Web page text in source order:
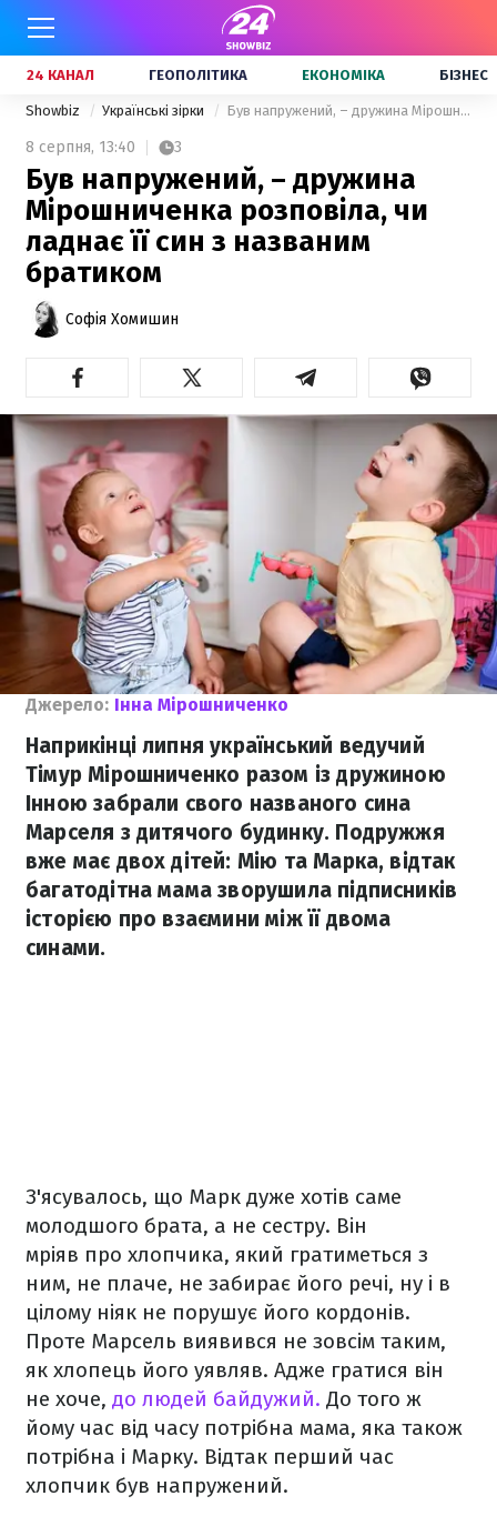
24 КАНАЛ ГЕОПОЛІТИКА ЕКОНОМІКА БІЗНЕС
Showbiz Українські зірки Був напружений, – дружина Мірошниченка розповіла, чи ладнає її син з названим братиком
8 серпня, 13:40 3
Був напружений, – дружина
Мірошниченка розповіла, чи
ладнає її син з названим
братиком
Софія Хомишин
Джерело: Інна Мірошниченко
Наприкінці липня український ведучий
Тімур Мірошниченко разом із дружиною
Інною забрали свого названого сина
Марселя з дитячого будинку. Подружжя
вже має двох дітей: Мію та Марка, відтак
багатодітна мама зворушила підписників
історією про взаємини між її двома
синами.
З'ясувалось, що Марк дуже хотів саме
молодшого брата, а не сестру. Він
мріяв про хлопчика, який гратиметься з
ним, не плаче, не забирає його речі, ну і в
цілому ніяк не порушує його кордонів.
Проте Марсель виявився не зовсім таким,
як хлопець його уявляв. Адже гратися він
не хоче, до людей байдужий. До того ж
йому час від часу потрібна мама, яка також
потрібна і Марку. Відтак перший час
хлопчик був напружений.